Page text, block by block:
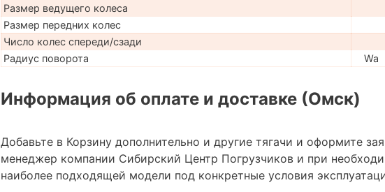
Размер ведущего колеса
Размер передних колес
Число колес спереди/сзади
Радиус поворота
Wa
Информация об оплате и доставке (Омск)
Добавьте в Корзину дополнительно и другие тягачи и оформите
менеджер компании Сибирский Центр Погрузчиков и при
наиболее подходящей модели под конкретные условия